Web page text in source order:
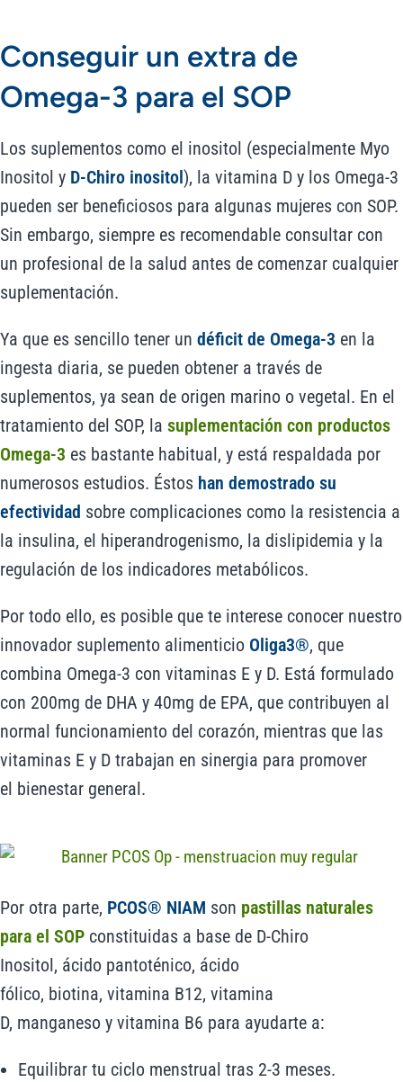
Conseguir un extra de
Omega-3 para el SOP
Los suplementos como el inositol (especialmente Myo
Inositol y D-Chiro inositol), la vitamina D y los Omega-3
pueden ser beneficiosos para algunas mujeres con SOP.
Sin embargo, siempre es recomendable consultar con
un profesional de la salud antes de comenzar cualquier
suplementación.
Ya que es sencillo tener un déficit de Omega-3 en la
ingesta diaria, se pueden obtener a través de
suplementos, ya sean de origen marino o vegetal. En el
tratamiento del SOP, la suplementación con productos
Omega-3 es bastante habitual, y está respaldada por
numerosos estudios. Éstos han demostrado su
efectividad sobre complicaciones como la resistencia a
la insulina, el hiperandrogenismo, la dislipidemia y la
regulación de los indicadores metabólicos.
Por todo ello, es posible que te interese conocer nuestro
innovador suplemento alimenticio Oliga3®, que
combina Omega-3 con vitaminas E y D. Está formulado
con 200mg de DHA y 40mg de EPA, que contribuyen al
normal funcionamiento del corazón, mientras que las
vitaminas E y D trabajan en sinergia para promover
el bienestar general.
Por otra parte, PCOS® NIAM son pastillas naturales
para el SOP constituidas a base de D-Chiro
Inositol, ácido pantoténico, ácido
fólico, biotina, vitamina B12, vitamina
D, manganeso y vitamina B6 para ayudarte a:
Equilibrar tu ciclo menstrual tras 2-3 meses.